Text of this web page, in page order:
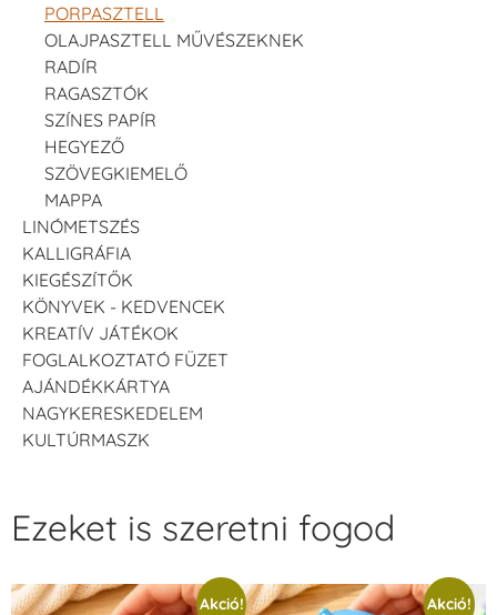
PORPASZTELL
OLAJPASZTELL MŰVÉSZEKNEK
RADÍR
RAGASZTÓK
SZÍNES PAPÍR
HEGYEZŐ
SZÖVEGKIEMELŐ
MAPPA
LINÓMETSZÉS
KALLIGRÁFIA
KIEGÉSZÍTŐK
KÖNYVEK - KEDVENCEK
KREATÍV JÁTÉKOK
FOGLALKOZTATÓ FÜZET
AJÁNDÉKKÁRTYA
NAGYKERESKEDELEM
KULTÚRMASZK
Ezeket is szeretni fogod
Akció! Akció!